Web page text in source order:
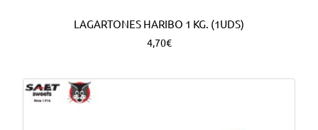
LAGARTONES HARIBO 1 KG. (1UDS)
4,70€